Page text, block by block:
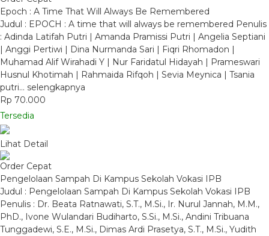
Epoch : A Time That Will Always Be Remembered
Judul : EPOCH : A time that will always be remembered Penulis
: Adinda Latifah Putri | Amanda Pramissi Putri | Angelia Septiani
| Anggi Pertiwi | Dina Nurmanda Sari | Fiqri Rhomadon |
Muhamad Alif Wirahadi Y | Nur Faridatul Hidayah | Prameswari
Husnul Khotimah | Rahmaida Rifqoh | Sevia Meynica | Tsania
putri… selengkapnya
Rp 70.000
Tersedia
Lihat Detail
Order Cepat
Pengelolaan Sampah Di Kampus Sekolah Vokasi IPB
Judul : Pengelolaan Sampah Di Kampus Sekolah Vokasi IPB
Penulis : Dr. Beata Ratnawati, S.T., M.Si., Ir. Nurul Jannah, M.M.,
PhD., Ivone Wulandari Budiharto, S.Si., M.Si., Andini Tribuana
Tunggadewi, S.E., M.Si., Dimas Ardi Prasetya, S.T., M.Si., Yudith